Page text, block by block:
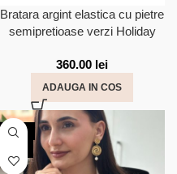
Bratara argint elastica cu pietre
semipretioase verzi Holiday
360.00 lei
ADAUGA IN COS
-30%